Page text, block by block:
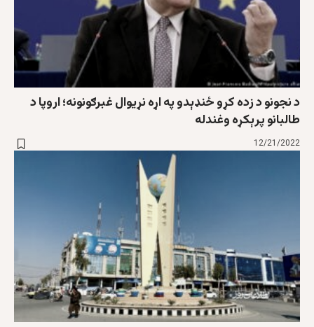
د نجونو د زده کړو ځنډېدو په اړه نړیوال غبرګونونه؛ اروپا د
طالبانو پرېکړه وغندله
12/21/2022